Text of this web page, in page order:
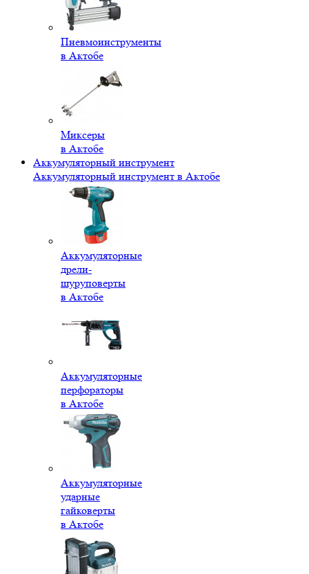
Пневмоинструменты
в Актобе
Миксеры
в Актобе
Аккумуляторный инструмент
Аккумуляторный инструмент в Актобе
Аккумуляторные
дрели-
шуруповерты
в Актобе
Аккумуляторные
перфораторы
в Актобе
Аккумуляторные
ударные
гайковерты
в Актобе